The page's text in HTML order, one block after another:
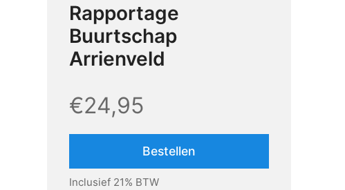
Rapportage
Buurtschap
Arrienveld
€24,95
Bestellen
Inclusief 21% BTW